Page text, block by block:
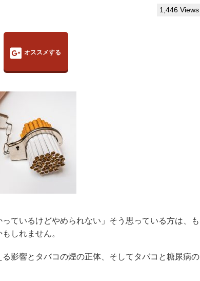
1,446 Views
オススメする
ているけどやめられない」そう思っている方は、も
しれません。
影響とタバコの煙の正体、そしてタバコと糖尿病の